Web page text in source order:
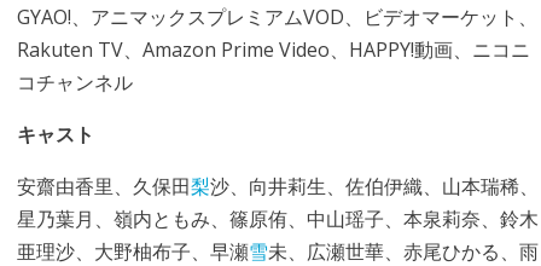
GYAO!、アニマックスプレミアムVOD、ビデオマーケット、
Rakuten TV、Amazon Prime Video、HAPPY!動画、ニコニ
コチャンネル
キャスト
安齋由香里、久保田梨沙、向井莉生、佐伯伊織、山本瑞稀、
星乃葉月、嶺内ともみ、篠原侑、中山瑶子、本泉莉奈、鈴木
亜理沙、大野柚布子、早瀬雪未、広瀬世華、赤尾ひかる、雨